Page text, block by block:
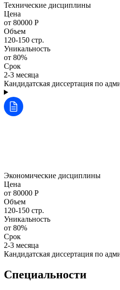
Технические дисциплины
Цена
от 80000 Р
Объем
120-150 стр.
Уникальность
от 80%
Срок
2-3 месяца
Кандидатская диссертация по
Экономические дисциплины
Цена
от 80000 Р
Объем
120-150 стр.
Уникальность
от 80%
Срок
2-3 месяца
Кандидатская диссертация по
Специальности